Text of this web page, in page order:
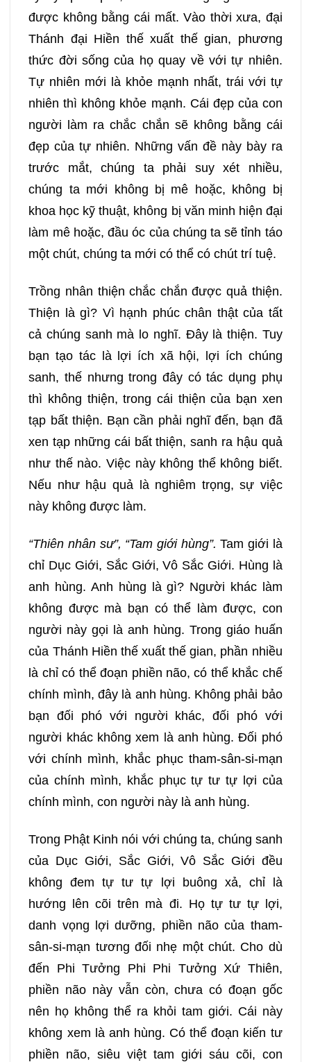
157 158
161 162 163 164
165 166 167 168
169 170 171 172
173 174 175 176
177 178 179 180
181 182 183 184
185 186 187 188
189 190 191 192
193 194 195 196
197 198 199 200
201 202 203 204
205 206
209 210 211 212
213 214 215 216
217 218 219 220
221 222 223 224
225 226 227 228
238 239 240
241 243 244
247
250 251
254 256
257 258 259 260
được không bằng cái mất. Vào thời xưa, đại
Thánh đại Hiền thế xuất thế gian, phương
thức đời sống của họ quay về với tự nhiên.
Tự nhiên mới là khỏe mạnh nhất, trái với tự
nhiên thì không khỏe mạnh. Cái đẹp của con
người làm ra chắc chắn sẽ không bằng cái
đẹp của tự nhiên. Những vấn đề này bày ra
trước mắt, chúng ta phải suy xét nhiều,
chúng ta mới không bị mê hoặc, không bị
khoa học kỹ thuật, không bị văn minh hiện đại
làm mê hoặc, đầu óc của chúng ta sẽ tỉnh táo
một chút, chúng ta mới có thể có chút trí tuệ.
Trồng nhân thiện chắc chắn được quả thiện.
Thiện là gì? Vì hạnh phúc chân thật của tất
cả chúng sanh mà lo nghĩ. Đây là thiện. Tuy
bạn tạo tác là lợi ích xã hội, lợi ích chúng
sanh, thế nhưng trong đây có tác dụng phụ
thì không thiện, trong cái thiện của bạn xen
tạp bất thiện. Bạn cần phải nghĩ đến, bạn đã
xen tạp những cái bất thiện, sanh ra hậu quả
như thế nào. Việc này không thể không biết.
Nếu như hậu quả là nghiêm trọng, sự việc
này không được làm.
“Thiên nhân sư”, “Tam giới hùng”.Tam giới là
chỉ Dục Giới, Sắc Giới, Vô Sắc Giới. Hùng là
anh hùng. Anh hùng là gì? Người khác làm
không được mà bạn có thể làm được, con
người này gọi là anh hùng. Trong giáo huấn
của Thánh Hiền thế xuất thế gian, phần nhiều
là chỉ có thể đoạn phiền não, có thể khắc chế
chính mình, đây là anh hùng. Không phải bảo
bạn đối phó với người khác, đối phó với
người khác không xem là anh hùng. Đối phó
với chính mình, khắc phục tham-sân-si-mạn
của chính mình, khắc phục tự tư tự lợi của
chính mình, con người này là anh hùng.
Trong Phật Kinh nói với chúng ta, chúng sanh
của Dục Giới, Sắc Giới, Vô Sắc Giới đều
không đem tự tư tự lợi buông xả, chỉ là
hướng lên cõi trên mà đi. Họ tự tư tự lợi,
danh vọng lợi dưỡng, phiền não của tham-
sân-si-mạn tương đối nhẹ một chút. Cho dù
đến Phi Tưởng Phi Phi Tưởng Xứ Thiên,
phiền não này vẫn còn, chưa có đoạn gốc
nên họ không thể ra khỏi tam giới. Cái này
không xem là anh hùng. Có thể đoạn kiến tư
phiền não, siêu việt tam giới sáu cõi, con